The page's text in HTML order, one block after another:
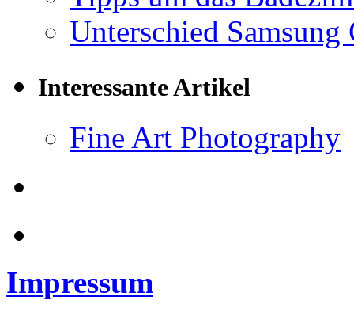
Unterschied
Interessante Artikel
Fine Art Photography
Impressum